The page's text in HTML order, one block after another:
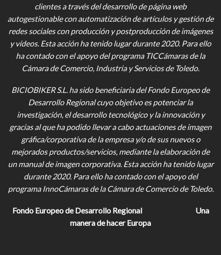
clientes a través del desarrollo de página web
autogestionable con automatización de artículos y gestión de
redes sociales con producción y postproducción de imágenes
y vídeos. Esta acción ha tenido lugar durante 2020. Para ello
ha contado con el apoyo del programa TICCámaras de la
Cámara de Comercio, Industria y Servicios de Toledo.
BICIOBIKER S.L. ha sido beneficiaria del Fondo Europeo de
Desarrollo Regional cuyo objetivo es potenciar la
investigación, el desarrollo tecnológico y la innovación y
gracias al que ha podido llevar a cabo actuaciones de imagen
gráfica/corporativa de la empresa y/o de sus nuevos o
mejorados productos/servicios, mediante la elaboración de
un manual de imagen corporativa. Esta acción ha tenido lugar
durante 2020. Para ello ha contado con el apoyo del
programa InnoCámaras de la Cámara de Comercio de Toledo.
Fondo Europeo de Desarrollo Regional
Una
manera de hacer Europa